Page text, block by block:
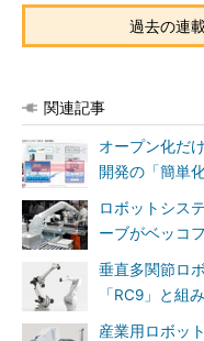
過去の連
関連記事
オープン化だ
開発の「簡単
ロボットシス
ーブがベッコ
垂直多関節ロ
「RC9」と組
産業用ロボッ